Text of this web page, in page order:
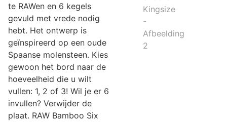
te RAWen en 6 kegels
gevuld met vrede nodig
hebt. Het ontwerp is
geïnspireerd op een oude
Spaanse molensteen. Kies
gewoon het bord naar de
hoeveelheid die u wilt
vullen: 1, 2 of 3! Wil je er 6
invullen? Verwijder de
plaat. RAW Bamboo Six